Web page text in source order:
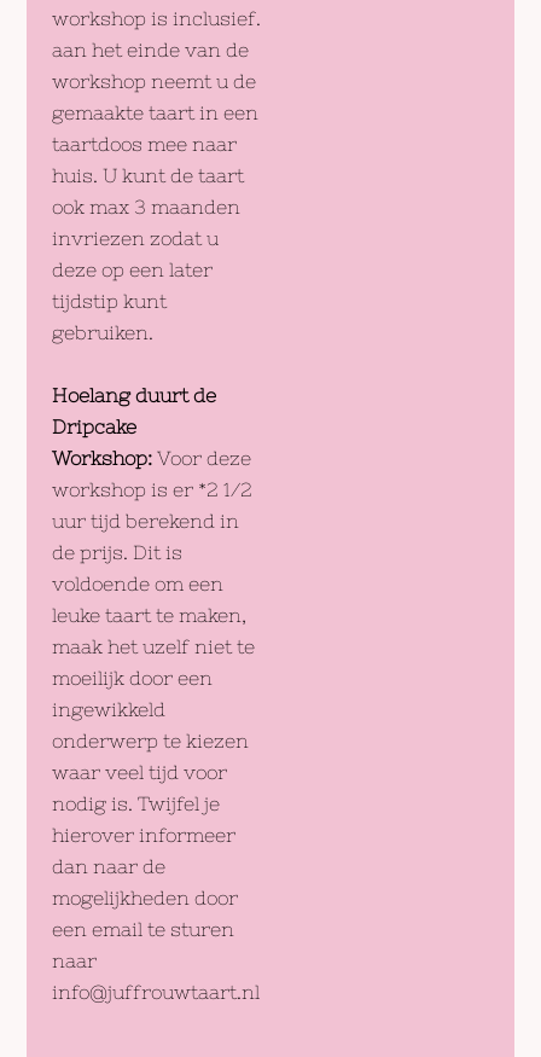
workshop is inclusief.
aan het einde van de
workshop neemt u de
gemaakte taart in een
taartdoos mee naar
huis. U kunt de taart
ook max 3 maanden
invriezen zodat u
deze op een later
tijdstip kunt
gebruiken.
Hoelang duurt de
Dripcake
Workshop:Voor deze
workshop is er *2 1/2
uur tijd berekend in
de prijs. Dit is
voldoende om een
leuke taart te maken,
maak het uzelf niet te
moeilijk door een
ingewikkeld
onderwerp te kiezen
waar veel tijd voor
nodig is. Twijfel je
hierover informeer
dan naar de
mogelijkheden door
een email te sturen
naar
info@juffrouwtaart.nl